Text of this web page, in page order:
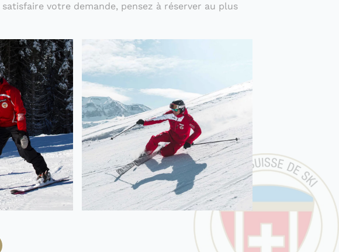
votre demande, pensez à réserver au plus